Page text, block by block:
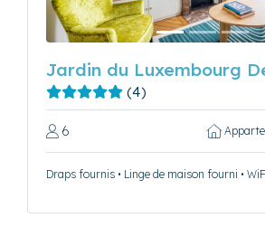
Jardin du Luxembourg
(4)
6
Draps fournis • Linge de maison fourni •